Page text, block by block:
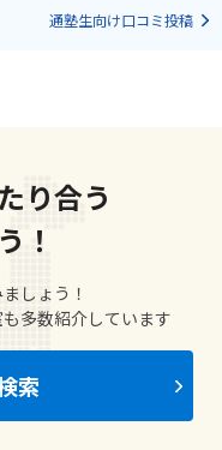
通塾生向け口コミ投稿
り合う
！
しょう！
多数紹介しています
索